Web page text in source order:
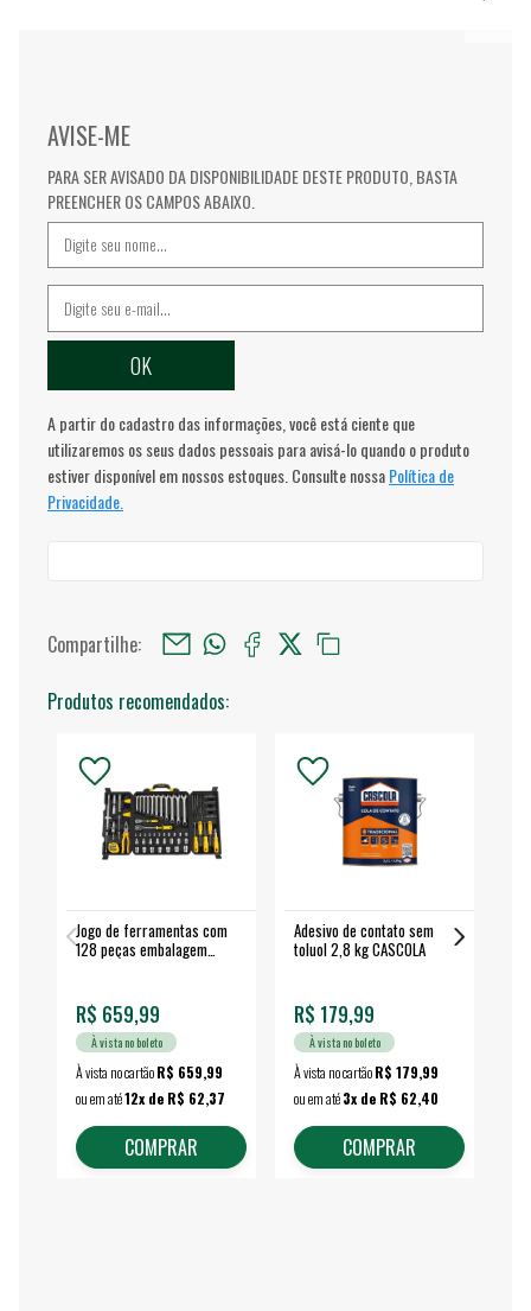
AVISE-ME
PARA SER AVISADO DA DISPONIBILIDADE DESTE PRODUTO, BASTA
PREENCHER OS CAMPOS ABAIXO.
A partir do cadastro das informações, você está ciente que
utilizaremos os seus dados pessoais para avisá-lo quando o produto
estiver disponível em nossos estoques. Consulte nossaPolítica de
Privacidade.
Compartilhe:
Produtos recomendados:
Jogo de ferramentas com
128 peças embalagem
R$ 659,99
À vista no boleto
À vista no cartãoR$ 659,99
ou em até12x de R$ 62,37
COMPRAR
Adesivo de contato sem
toluol 2,8 kg CASCOLA
R$ 179,99
À vista no boleto
À vista no cartãoR$ 179,99
ou em até3x de R$ 62,40
COMPRAR